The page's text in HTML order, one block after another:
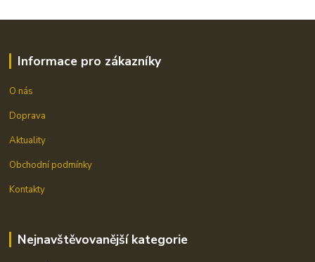
Informace pro zákazníky
O nás
Doprava
Aktuality
Obchodní podmínky
Kontakty
Nejnavštěvovanější kategorie